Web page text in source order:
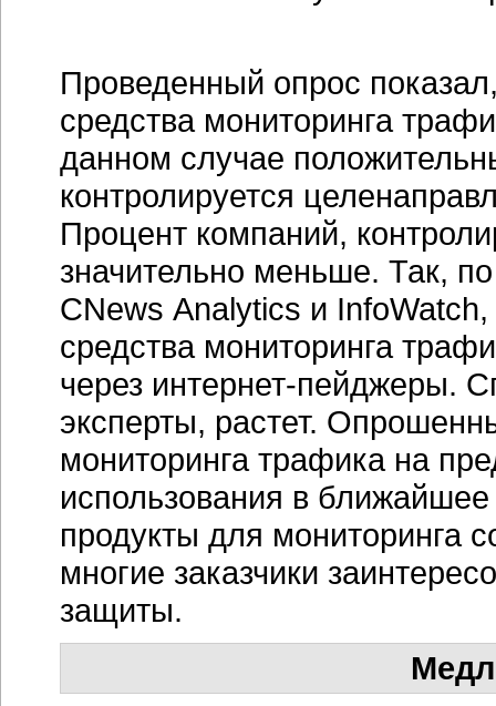
Проведенный опрос
средства мониторинга
данном случае
контролируется
Процент компаний,
значительно меньше. Так,
CNews Analytics и
средства мониторинга
через интернет-пейджеры.
эксперты, растет.
мониторинга трафика на
использования в
продукты для мониторинга
многие заказчики
защиты.